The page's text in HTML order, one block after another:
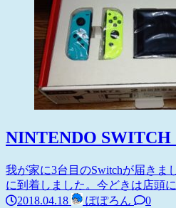
NINTENDO SWITCH
我が家に3台目のSwitchが届きま
に到着しました。今どきは店頭
2018.04.18
ぽぽろん
0